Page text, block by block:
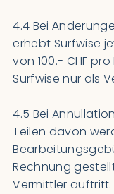
4.4 Bei
erhebt Surfwise
von 100.- CHF
Surfwise nur als
4.5 Bei
Teilen davon
Rechnung
Vermittler auftritt.